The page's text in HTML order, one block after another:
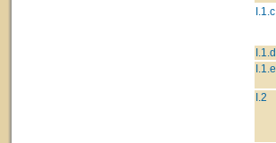
I.1.c
I.1.d
I.1.e
I.2